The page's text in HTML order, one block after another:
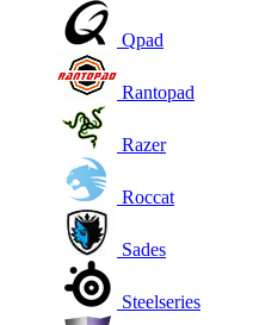
Qpad
Rantopad
Razer
Roccat
Sades
Steelseries